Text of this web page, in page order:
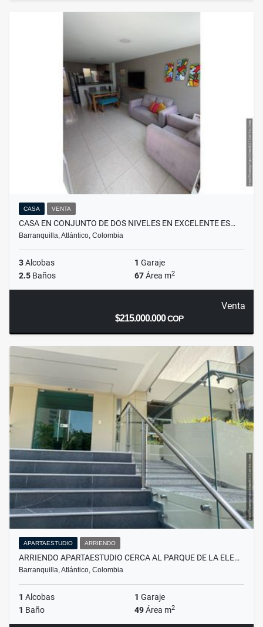
CASA VENTA
CASA EN CONJUNTO DE DOS NIVELES EN EXCELENTE ES…
Barranquilla, Atlántico, Colombia
3Alcobas 1 Garaje
2.5 Baños 67Área m2
Venta
$215.000.000COP
APARTAESTUDIO ARRIENDO
ARRIENDO APARTAESTUDIO CERCA AL PARQUE DE LA ELE…
Barranquilla, Atlántico, Colombia
1 Alcobas 1 Garaje
1 Baño 49Área m2